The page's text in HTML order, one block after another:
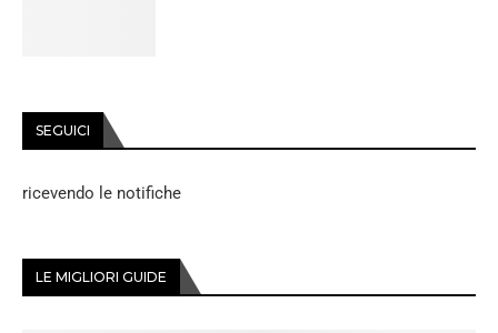
SEGUICI
ricevendo le notifiche
LE MIGLIORI GUIDE